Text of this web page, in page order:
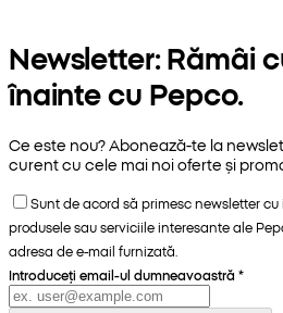
Newsletter: Rămâi
înainte cu Pepco.
Ce este nou? Abonează-te la
curent cu cele mai noi oferte și
Sunt de acord să primesc newsletter
produsele sau serviciile interesante ale
adresa de e-mail furnizată.
Introduceți email-ul dumneavoastră *